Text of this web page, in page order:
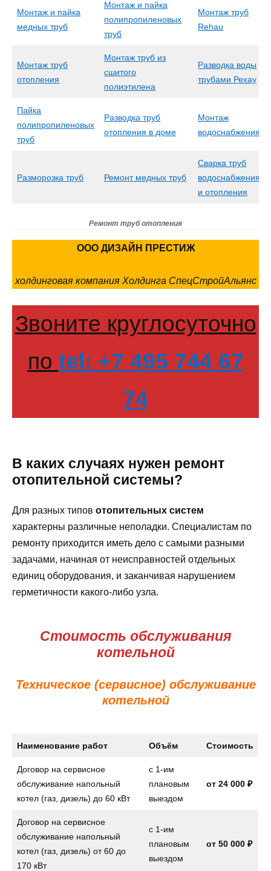
Монтаж и пайка
медных труб
Монтаж и пайка
полипропиленовых
труб
Монтаж труб
Rehau
Монтаж труб
отопления
Монтаж труб из
сшитого
полиэтилена
Разводка воды
трубами Рехау
Пайка
полипропиленовых
труб
Разводка труб
отопления в доме
Монтаж
водоснабжения
Разморозка труб Ремонт медных труб
Сварка труб
водоснабжения
и отопления
Ремонт труб отопления
ООО ДИЗАЙН ПРЕСТИЖ
холдинговая компания Холдинга СпецСтройАльянс
Звоните круглосуточно
по tel: +7 495 744 67
74
В каких случаях нужен ремонт
отопительной системы?
Для разных типов отопительных систем
характерны различные неполадки. Специалистам по
ремонту приходится иметь дело с самыми разными
задачами, начиная от неисправностей отдельных
единиц оборудования, и заканчивая нарушением
герметичности какого-либо узла.
Стоимость обслуживания
котельной
Техническое (сервисное) обслуживание
котельной
Наименование работ Объём Стоимость
Договор на сервисное
обслуживание напольный
котел (газ, дизель) до 60 кВт
с 1-им
плановым
выездом
от 24 000 ₽
Договор на сервисное
обслуживание напольный
котел (газ, дизель) от 60 до
170 кВт
с 1-им
плановым
выездом
от 50 000 ₽